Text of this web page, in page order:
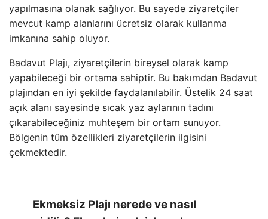
yapılmasına olanak sağlıyor. Bu sayede ziyaretçiler
mevcut kamp alanlarını ücretsiz olarak kullanma
imkanına sahip oluyor.
Badavut Plajı, ziyaretçilerin bireysel olarak kamp
yapabileceği bir ortama sahiptir. Bu bakımdan Badavut
plajından en iyi şekilde faydalanılabilir. Üstelik 24 saat
açık alanı sayesinde sıcak yaz aylarının tadını
çıkarabileceğiniz muhteşem bir ortam sunuyor.
Bölgenin tüm özellikleri ziyaretçilerin ilgisini
çekmektedir.
Ekmeksiz Plajı nerede ve nasıl